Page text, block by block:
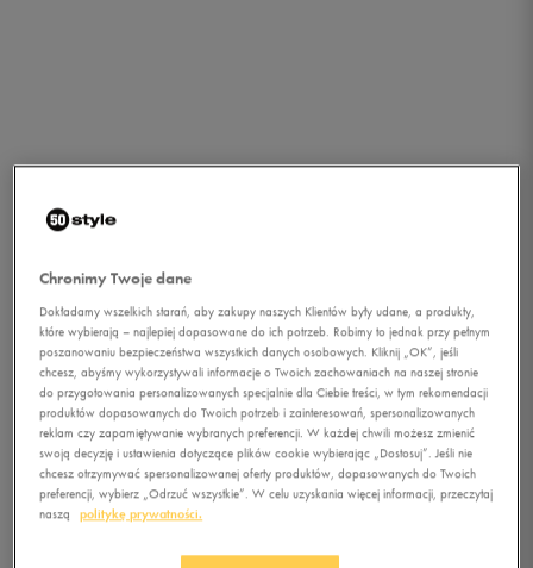
Chronimy Twoje dane
Dokładamy wszelkich starań, aby zakupy naszych Klientów były udane, a produkty,
które wybierają – najlepiej dopasowane do ich potrzeb. Robimy to jednak przy pełnym
poszanowaniu bezpieczeństwa wszystkich danych osobowych. Kliknij „OK”, jeśli
chcesz, abyśmy wykorzystywali informacje o Twoich zachowaniach na naszej stronie
do przygotowania personalizowanych specjalnie dla Ciebie treści, w tym rekomendacji
produktów dopasowanych do Twoich potrzeb i zainteresowań, spersonalizowanych
reklam czy zapamiętywanie wybranych preferencji. W każdej chwili możesz zmienić
swoją decyzję i ustawienia dotyczące plików cookie wybierając „Dostosuj”. Jeśli nie
chcesz otrzymywać spersonalizowanej oferty produktów, dopasowanych do Twoich
preferencji, wybierz „Odrzuć wszystkie”. W celu uzyskania więcej informacji, przeczytaj
naszą
politykę prywatności.